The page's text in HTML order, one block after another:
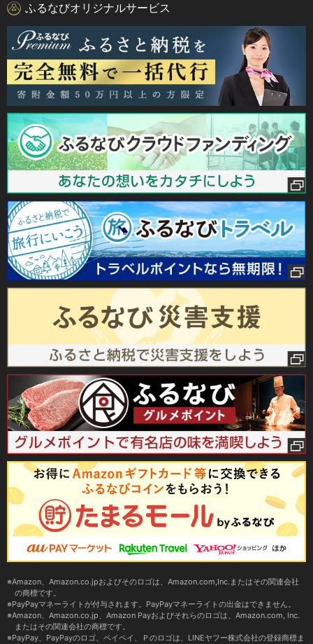
ふるなびオリジナルサービス
Amazon、Amazon.co.jpおよびそのロゴは、Amazon.com,Inc.またはその関連会社
の商標です。
PayPayマネーライトが付与されます。PayPayマネーライトの出金はできません。
Amazon、Amazon.co.jp、Amazon Payおよびそれらのロゴは、Amazon.com, Inc.
またはその関連会社の商標です。
PayPay、PayPayのロゴ、ペイペイ、Ｐのロゴは、LINEヤフー株式会社の登録商標ま